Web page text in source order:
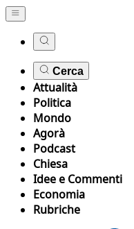
Cerca
Attualità
Politica
Mondo
Agorà
Podcast
Chiesa
Idee e Commenti
Economia
Rubriche